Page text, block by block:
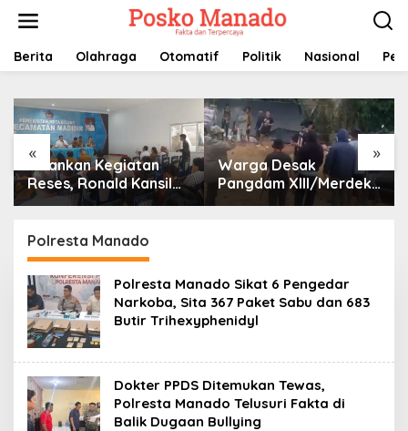
Berita Olahraga Otomatif Politik Nasional
« »
Jalankan Kegiatan
Reses, Ronald Kansil
Terima Keluhan Warga
Warga Desak
Pangdam XIII/Merdeka
Tarik Prajurit dari
Polresta Manado
Polresta Manado Sikat 6 Pengedar
Narkoba, Sita 367 Paket Sabu dan 683
Butir Trihexyphenidyl
Dokter PPDS Ditemukan Tewas,
Polresta Manado Telusuri Fakta di
Balik Dugaan Bullying